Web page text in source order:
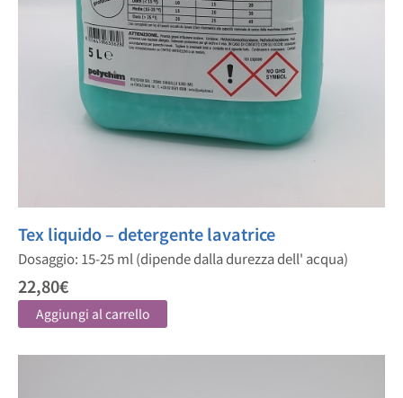
Tex liquido – detergente lavatrice
Dosaggio: 15-25 ml (dipende dalla durezza dell' acqua)
22,80€
Aggiungi al carrello